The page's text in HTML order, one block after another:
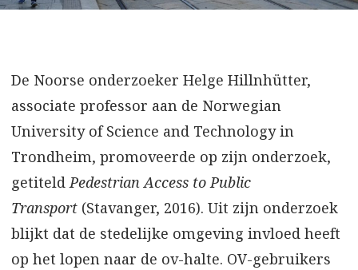
De Noorse onderzoeker Helge Hillnhütter,
associate professor aan de Norwegian
University of Science and Technology in
Trondheim, promoveerde op zijn onderzoek,
getiteldPedestrian Access to Public
Transport (Stavanger, 2016). Uit zijn onderzoek
blijkt dat de stedelijke omgeving invloed heeft
op het lopen naar de ov-halte. OV-gebruikers